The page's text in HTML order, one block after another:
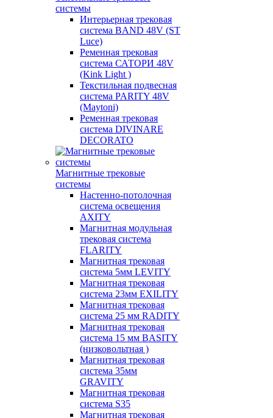
системы
Интерьерная трековая
система BAND 48V (ST
Luce)
Ременная трековая
система САТОРИ 48V
(Kink Light )
Текстильная подвесная
система PARITY 48V
(Maytoni)
Ременная трековая
система DIVINARE
DECORATO
Магнитные трековые
системы
Настенно-потолочная
система освещения
AXITY
Магнитная модульная
трековая система
FLARITY
Магнитная трековая
система 5мм LEVITY
Магнитная трековая
система 23мм EXILITY
Магнитная трековая
система 25 мм RADITY
Магнитная трековая
система 15 мм BASITY
(низковольтная )
Магнитная трековая
система 35мм
GRAVITY
Магнитная трековая
система S35
Магнитная трековая